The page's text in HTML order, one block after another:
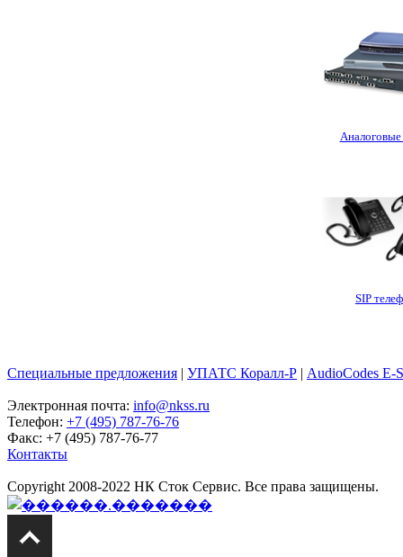
SIP
Специальные предложения | УПАТС Коралл-Р | AudioCodes E-
Электронная почта: info@nkss.ru
Телефон: +7 (495) 787-76-76
Факс: +7 (495) 787-76-77
Контакты
Copyright 2008-2022 НК Сток Сервис. Все права защищены.